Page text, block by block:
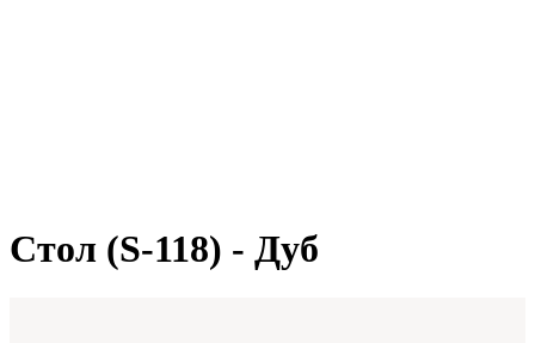
Стол (S-118) - Дуб